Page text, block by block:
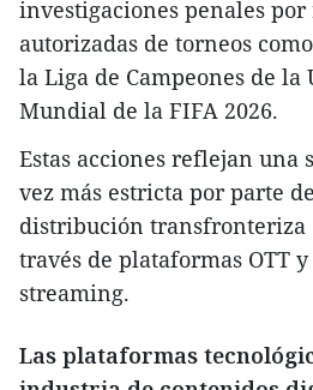
investigaciones penales
autorizadas de torneos
la Liga de Campeones de la
Mundial de la FIFA 2026.
Estas acciones reflejan una
vez más estricta por parte
distribución transfronteriza
través de plataformas OTT
streaming.
Las plataformas